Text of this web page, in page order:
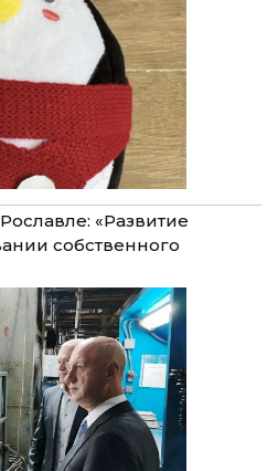
«Развитие
собственного